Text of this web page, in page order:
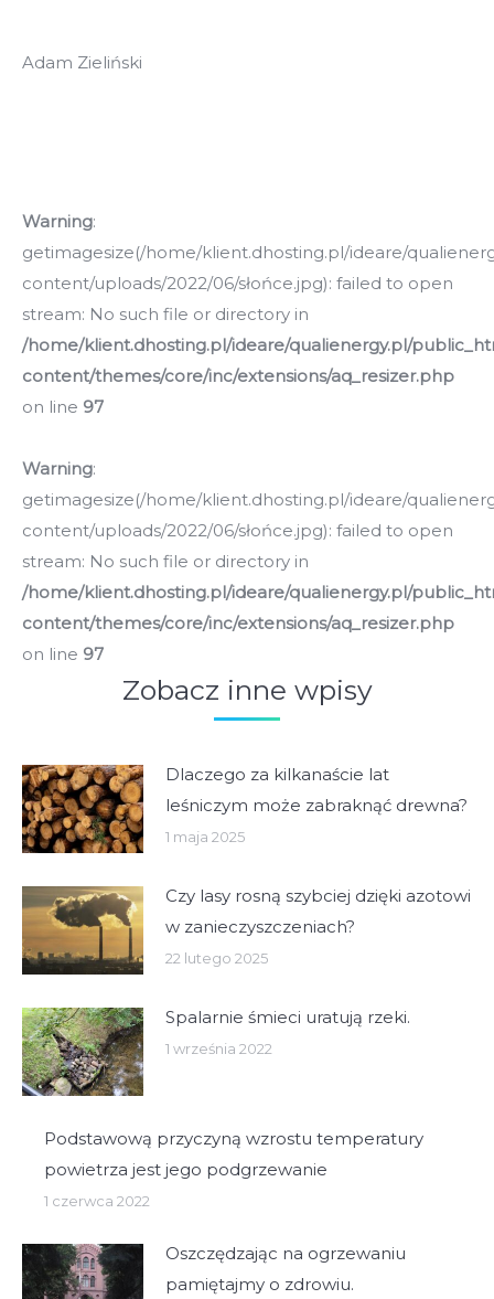
Adam Zieliński
Warning:
getimagesize(/home/klient.dhosting.pl/ideare/
content/uploads/2022/06/słońce.jpg): failed to open
stream: No such file or directory in
/home/klient.dhosting.pl/ideare/qualienergy.pl/
content/themes/core/inc/extensions/aq_resizer.php
on line 97
Warning:
getimagesize(/home/klient.dhosting.pl/ideare/
content/uploads/2022/06/słońce.jpg): failed to open
stream: No such file or directory in
/home/klient.dhosting.pl/ideare/qualienergy.pl/
content/themes/core/inc/extensions/aq_resizer.php
on line 97
Zobacz inne wpisy
Dlaczego za kilkanaście lat
leśniczym może zabraknąć drewna?
1 maja 2025
Czy lasy rosną szybciej dzięki azotowi
w zanieczyszczeniach?
22 lutego 2025
Spalarnie śmieci uratują rzeki.
1 września 2022
Podstawową przyczyną wzrostu temperatury
powietrza jest jego podgrzewanie
1 czerwca 2022
Oszczędzając na ogrzewaniu
pamiętajmy o zdrowiu.